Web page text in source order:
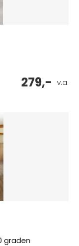
v.a.
279,-
graden